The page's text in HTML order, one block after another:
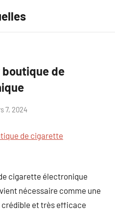
boutique de
7, 2024
de cigarette
cigarette électronique
nécessaire comme une
crédible et très efficace